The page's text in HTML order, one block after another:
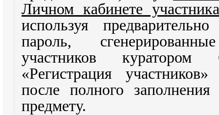
Личном кабинете участника
используя
пароль,
участников куратором
«Регистрация
после полного
предмету.